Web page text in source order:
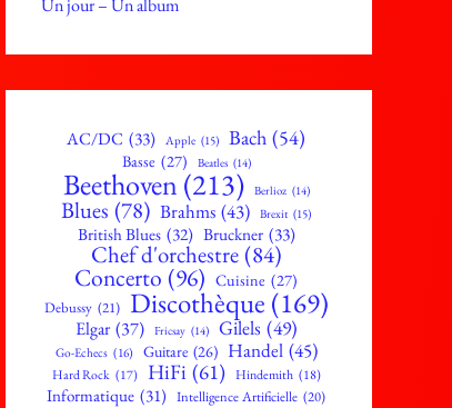
Un jour – Un album
AC/DC (33) Apple (15) Bach (54)
Basse (27) Beatles (14)
Beethoven (213) Berlioz (14)
Blues (78) Brahms (43) Brexit (15)
British Blues (32) Bruckner (33)
Chef d'orchestre (84)
Concerto (96) Cuisine (27)
Debussy (21) Discothèque (169)
Elgar (37) Fricsay (14) Gilels (49)
Go-Echecs (16) Guitare (26) Handel (45)
Hard Rock (17) HiFi (61) Hindemith (18)
Informatique (31) Intelligence Artificielle (20)